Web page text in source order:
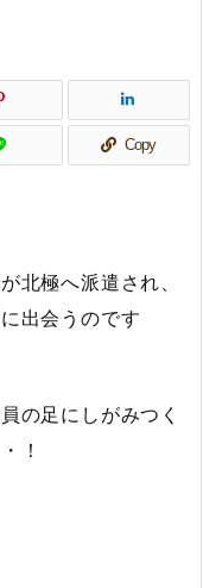
Copy
北極へ派遣され、
出会うのです
の足にしがみつく
！